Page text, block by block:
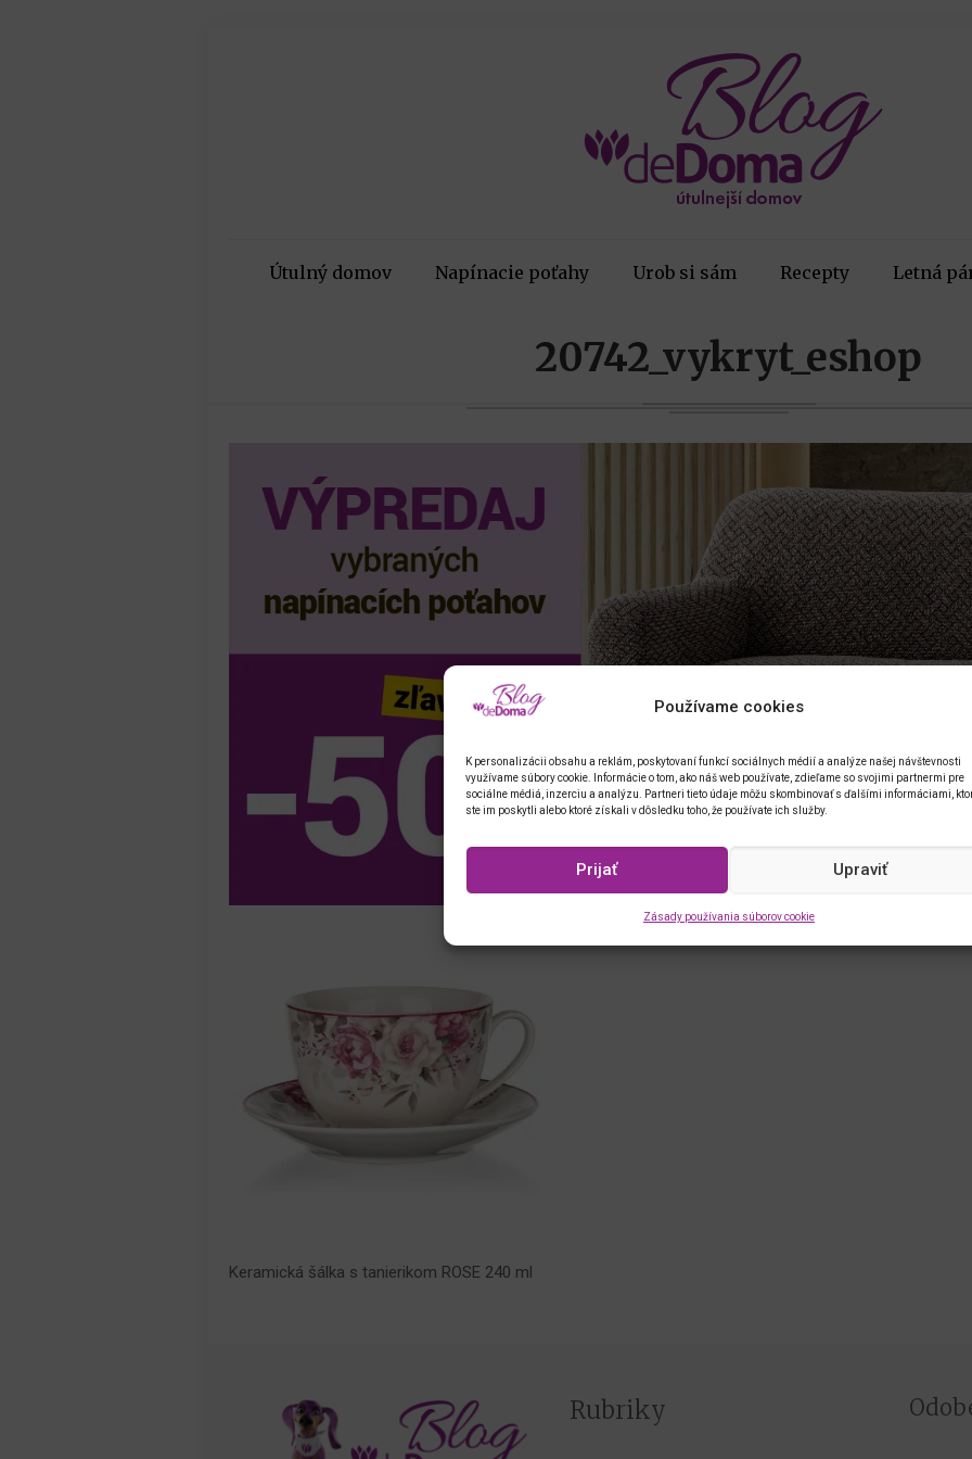
Používame cookies
K personalizácii obsahu a reklám, poskytovaní funkcí sociálnych médií a analýze našej návštevnosti
využívame súbory cookie. Informácie o tom, ako náš web používate, zdieľame so svojimi partnermi pre
sociálne médiá, inzerciu a analýzu. Partneri tieto údaje môžu skombinovať s ďalšími informáciami,
ste im poskytli alebo ktoré získali v dôsledku toho, že používate ich služby.
Prijať Upraviť
Zásady používania súborov cookie
Útulný domov Napínacie poťahy Urob si sám Recepty Letná
20742_vykryt_eshop
Keramická šálka s tanierikom ROSE 240 ml
Rubriky